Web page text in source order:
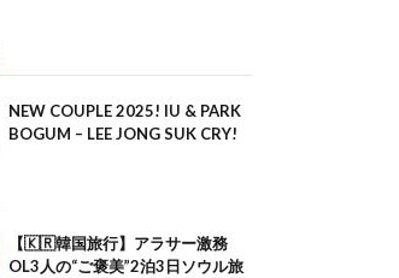
NEW COUPLE 2025! IU & PARK
BOGUM – LEE JONG SUK CRY!
【🇰🇷韓国旅行】アラサー激務
OL3人の“ご褒美”2泊3日ソウル旅